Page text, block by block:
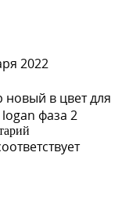
2022
новый в цвет для
фаза 2